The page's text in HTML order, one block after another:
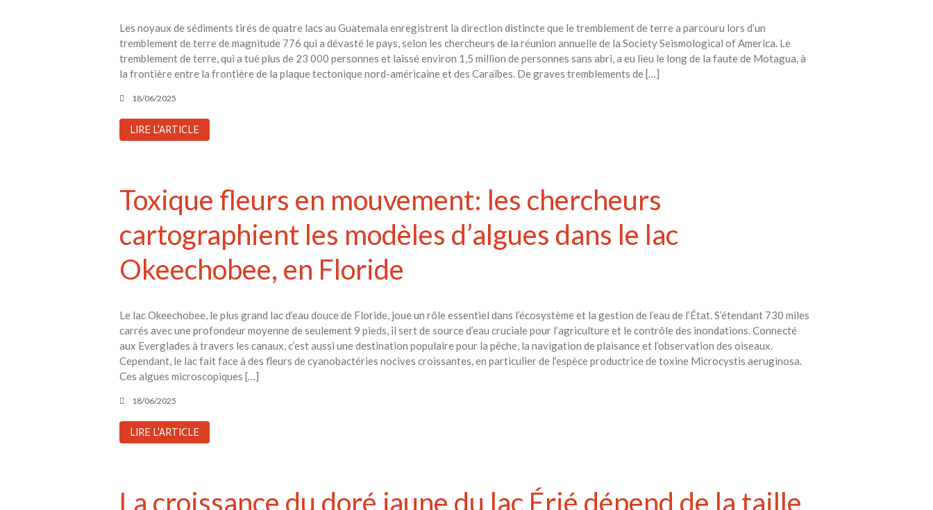
Les noyaux de sédiments tirés de quatre lacs au Guatemala enregistrent la direction distincte que le tremblement de terre a parcouru lors d’un
tremblement de terre de magnitude 776 qui a dévasté le pays, selon les chercheurs de la réunion annuelle de la Society Seismological of America. Le
tremblement de terre, qui a tué plus de 23 000 personnes et laissé environ 1,5 million de personnes sans abri, a eu lieu le long de la faute de Motagua, à
la frontière entre la frontière de la plaque tectonique nord-américaine et des Caraïbes. De graves tremblements de […]
18/06/2025
LIRE L'ARTICLE
Toxique fleurs en mouvement: les chercheurs
cartographient les modèles d’algues dans le lac
Okeechobee, en Floride
Le lac Okeechobee, le plus grand lac d’eau douce de Floride, joue un rôle essentiel dans l’écosystème et la gestion de l’eau de l’État. S’étendant 730 miles
carrés avec une profondeur moyenne de seulement 9 pieds, il sert de source d’eau cruciale pour l’agriculture et le contrôle des inondations. Connecté
aux Everglades à travers les canaux, c’est aussi une destination populaire pour la pêche, la navigation de plaisance et l’observation des oiseaux.
Cependant, le lac fait face à des fleurs de cyanobactéries nocives croissantes, en particulier de l’espèce productrice de toxine Microcystis aeruginosa.
Ces algues microscopiques […]
18/06/2025
LIRE L'ARTICLE
La croissance du doré jaune du lac Érié dépend de la taille